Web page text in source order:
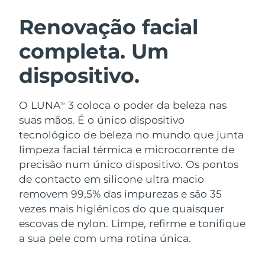
Renovação facial
completa. Um
dispositivo.
O LUNATM
3 coloca o poder da beleza nas
suas mãos. É o único dispositivo
tecnológico de beleza no mundo que junta
limpeza facial térmica e microcorrente de
precisão num único dispositivo. Os pontos
de contacto em silicone ultra macio
removem 99,5% das impurezas e são 35
vezes mais higiénicos do que quaisquer
escovas de nylon. Limpe, refirme e tonifique
a sua pele com uma rotina única.
Limpeza facial
Anti-aging massage
LUNA™ 4 Plus
Massage, LED heating
LUNA™ 4 Men
For men, anti-aging massage
Microcurrent toning
BEAR™ 2 go
Microcurrent toning on-the-go
BEAR™ 2 eyes & lips
Microcurrent line smoothing device
Hidratação
UFO™ 3 kit
Deep facial hydration
UFO™ 3 LED
Near-infrared and red light therapy
device
Cuidado oral
issa™ 4
Hybrid silicone sonic toothbrush
issa™ 4 plus
Smart hybrid silicone sonic toothbrush
TRATAMENTO ANTIENVELHECIMENTO
FAQ™
NEW
Áustria Entrega prevista
Barein Entrega prevista
Bélgica
Bermudas Entrega prevista14.08.26
Bósnia e
Herzegovina
Entrega prevista 11.08.26
Brunei Entrega prevista13.08.26
Bulgária Entrega prevista08.08.26
Canadá Entrega prevista12.08.26